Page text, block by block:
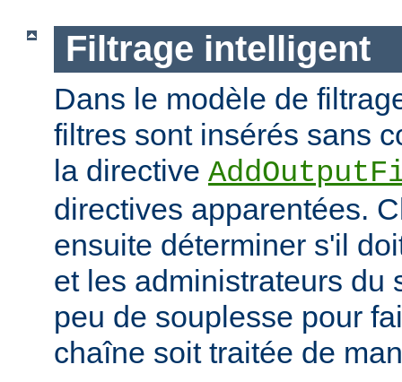
Filtrage intelligent
Dans le modèle de
filtres sont insérés sans
la directive
directives apparentées.
ensuite déterminer s'il
et les administrateurs du
peu de souplesse pour
chaîne soit traitée de